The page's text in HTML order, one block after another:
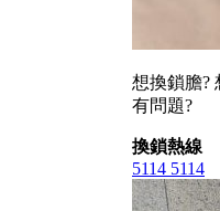
想換鎖膽?
有問題?
換鎖熱線
5114 5114